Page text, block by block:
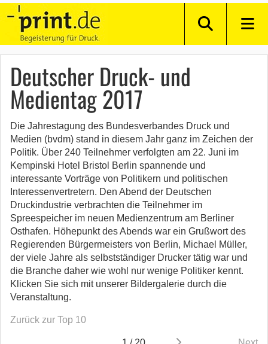
Deutscher Druck- und
Medientag 2017
Die Jahrestagung des Bundesverbandes Druck und
Medien (bvdm) stand in diesem Jahr ganz im Zeichen der
Politik. Über 240 Teilnehmer verfolgten am 22. Juni im
Kempinski Hotel Bristol Berlin spannende und
interessante Vorträge von Politikern und politischen
Interessenvertretern. Den Abend der Deutschen
Druckindustrie verbrachten die Teilnehmer im
Spreespeicher im neuen Medienzentrum am Berliner
Osthafen. Höhepunkt des Abends war ein Grußwort des
Regierenden Bürgermeisters von Berlin, Michael Müller,
der viele Jahre als selbstständiger Drucker tätig war und
die Branche daher wie wohl nur wenige Politiker kennt.
Klicken Sie sich mit unserer Bildergalerie durch die
Veranstaltung.
Zurück zur Top 10